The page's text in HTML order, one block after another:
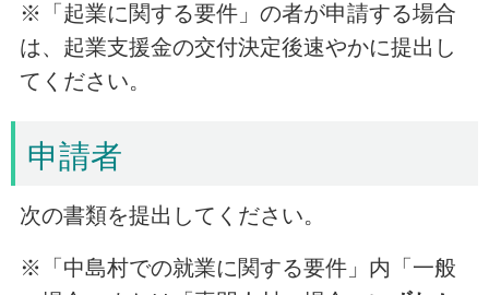
※「起業に関する要件」の者が申請する場合
は、起業支援金の交付決定後速やかに提出し
てください。
申請者
次の書類を提出してください。
※「中島村での就業に関する要件」内「一般